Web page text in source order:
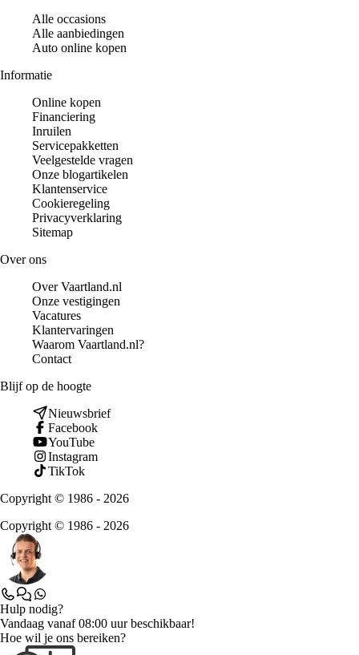
Alle occasions
Alle aanbiedingen
Auto online kopen
Informatie
Online kopen
Financiering
Inruilen
Servicepakketten
Veelgestelde vragen
Onze blogartikelen
Klantenservice
Cookieregeling
Privacyverklaring
Sitemap
Over ons
Over Vaartland.nl
Onze vestigingen
Vacatures
Klantervaringen
Waarom Vaartland.nl?
Contact
Blijf op de hoogte
Nieuwsbrief
Facebook
YouTube
Instagram
TikTok
Copyright © 1986 - 2026
Copyright © 1986 - 2026
Hulp nodig?
Vandaag vanaf 08:00 uur beschikbaar!
Hoe wil je ons bereiken?